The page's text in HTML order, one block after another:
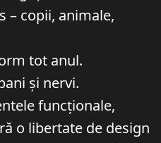
– copii, animale,
tot anul.
și nervi.
funcționale,
o libertate de design